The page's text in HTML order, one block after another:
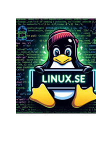
innehåll